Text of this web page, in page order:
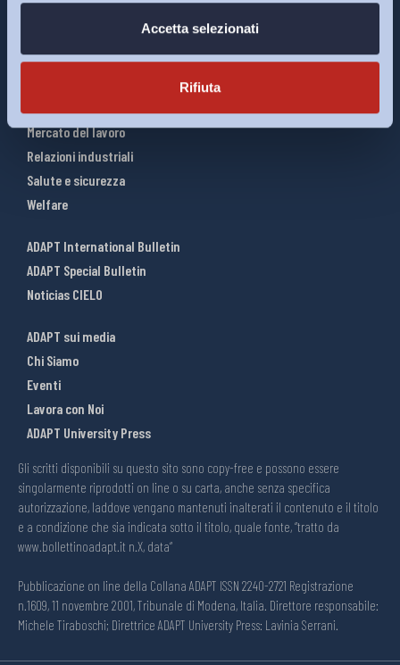
Accetta selezionati
Rifiuta
Interventi ADAPT
Mercato del lavoro
Relazioni industriali
Salute e sicurezza
Welfare
ADAPT International Bulletin
ADAPT Special Bulletin
Noticias CIELO
ADAPT sui media
Chi Siamo
Eventi
Lavora con Noi
ADAPT University Press
Gli scritti disponibili su questo sito sono copy-free e possono essere
singolarmente riprodotti on line o su carta, anche senza specifica
autorizzazione, laddove vengano mantenuti inalterati il contenuto e il titolo
e a condizione che sia indicata sotto il titolo, quale fonte, “tratto da
www.bollettinoadapt.it n.X, data“
Pubblicazione on line della Collana ADAPT ISSN 2240-2721 Registrazione
n.1609, 11 novembre 2001, Tribunale di Modena, Italia. Direttore responsabile:
Michele Tiraboschi; Direttrice ADAPT University Press: Lavinia Serrani.